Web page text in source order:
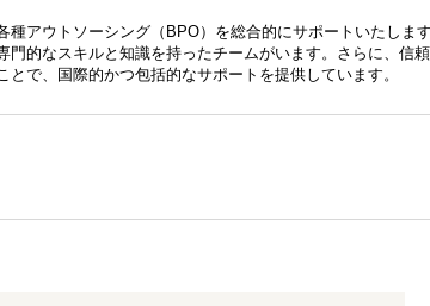
アウトソーシング（BPO）を総合的にサポートいたしま
門的なスキルと知識を持ったチームがいます。さらに、信
で、国際的かつ包括的なサポートを提供しています。